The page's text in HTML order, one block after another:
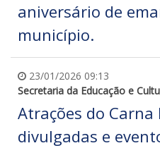
aniversário de
município.
23/01/2026 09:13
Secretaria da Educação e
Atrações do
divulgadas e